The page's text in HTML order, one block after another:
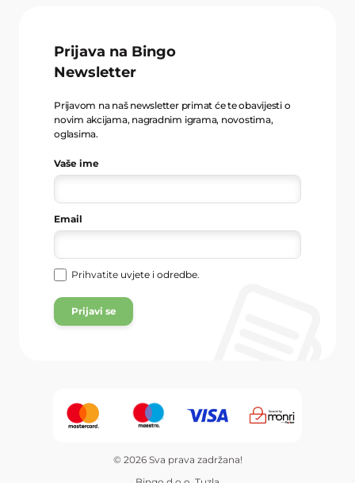
Prijava na Bingo
Newsletter
Prijavom na naš newsletter primat će te obavijesti o
novim akcijama, nagradnim igrama, novostima,
oglasima.
Vaše ime
Email
Prihvatite uvjete i odredbe.
Prijavi se
© 2026 Sva prava zadržana!